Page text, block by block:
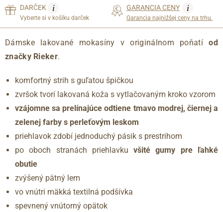
DARČEK i
Vyberte si v košíku darček
GARANCIA CENY i
Garancia najnižšej ceny na trhu.
Dámske lakované mokasíny v originálnom poňatíod
značky Rieker.
komfortný strih s guľatou špičkou
zvršok tvorí lakovaná koža s vytlačovaným kroko vzorom
vzájomne sa prelínajúce odtiene tmavo modrej, čiernej a
zelenej farby s perleťovým leskom
priehlavok zdobí jednoduchý pásik s prestrihom
po oboch stranách priehlavkuvšité gumy pre ľahké
obutie
zvýšený pätný lem
vo vnútri mäkká textilná podšívka
spevnený vnútorný opätok